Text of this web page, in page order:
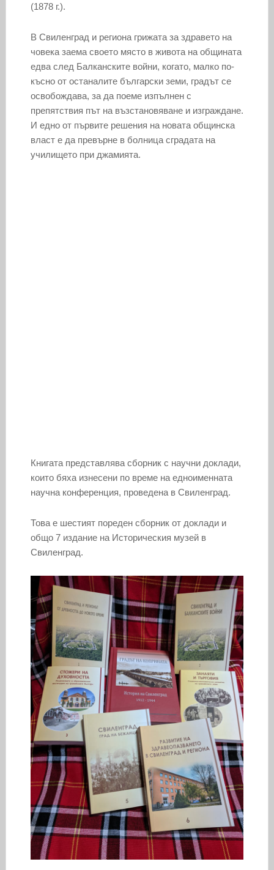
(1878 г.).
В Свиленград и региона грижата за здравето на
човека заема своето място в живота на общината
едва след Балканските войни, когато, малко по-
късно от останалите български земи, градът се
освобождава, за да поеме изпълнен с
препятствия път на възстановяване и изграждане.
И едно от първите решения на новата общинска
власт е да превърне в болница сградата на
училището при джамията.
Книгата представлява сборник с научни доклади,
които бяха изнесени по време на едноименната
научна конференция, проведена в Свиленград.
Това е шестият пореден сборник от доклади и
общо 7 издание на Историческия музей в
Свиленград.